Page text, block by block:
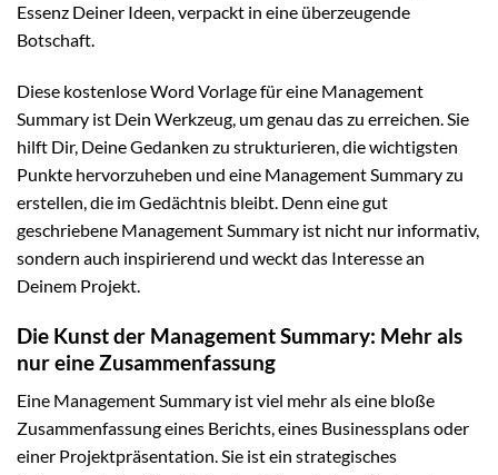
Essenz Deiner Ideen, verpackt in eine überzeugende
Botschaft.
Diese kostenlose Word Vorlage für eine Management
Summary ist Dein Werkzeug, um genau das zu erreichen. Sie
hilft Dir, Deine Gedanken zu strukturieren, die wichtigsten
Punkte hervorzuheben und eine Management Summary zu
erstellen, die im Gedächtnis bleibt. Denn eine gut
geschriebene Management Summary ist nicht nur informativ,
sondern auch inspirierend und weckt das Interesse an
Deinem Projekt.
Die Kunst der Management Summary: Mehr als
nur eine Zusammenfassung
Eine Management Summary ist viel mehr als eine bloße
Zusammenfassung eines Berichts, eines Businessplans oder
einer Projektpräsentation. Sie ist ein strategisches